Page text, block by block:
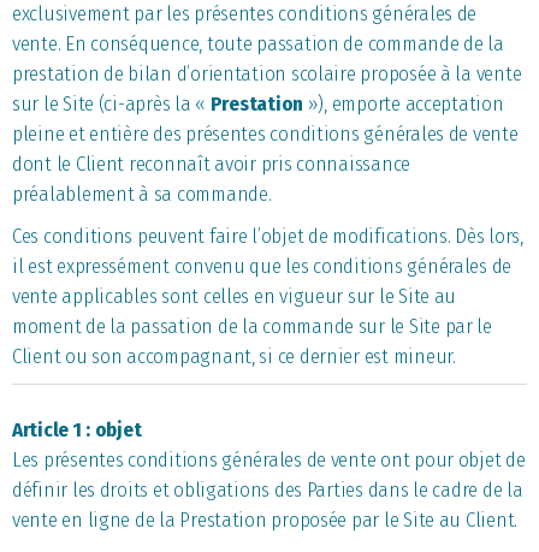
exclusivement par les présentes conditions générales de
vente. En conséquence, toute passation de commande de la
prestation de bilan d’orientation scolaire proposée à la vente
sur le Site (ci-après la « Prestation »), emporte acceptation
pleine et entière des présentes conditions générales de vente
dont le Client reconnaît avoir pris connaissance
préalablement à sa commande.
Ces conditions peuvent faire l’objet de modifications. Dès lors,
il est expressément convenu que les conditions générales de
vente applicables sont celles en vigueur sur le Site au
moment de la passation de la commande sur le Site par le
Client ou son accompagnant, si ce dernier est mineur.
Article 1 : objet
Les présentes conditions générales de vente ont pour objet de
définir les droits et obligations des Parties dans le cadre de la
vente en ligne de la Prestation proposée par le Site au Client.